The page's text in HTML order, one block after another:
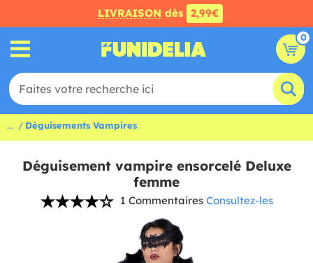
LIVRAISON dès 2,99€
0
... Déguisements Vampires
Déguisement vampire ensorcelé Deluxe
femme
1 Commentaires Consultez-les